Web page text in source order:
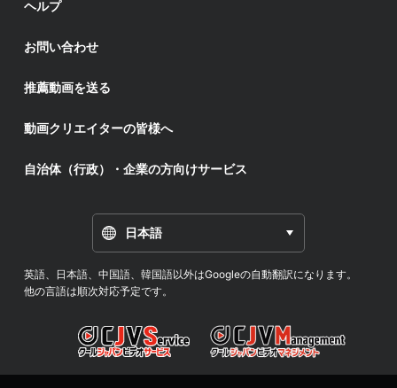
ヘルプ
お問い合わせ
推薦動画を送る
動画クリエイターの皆様へ
自治体（行政）・企業の方向けサービス
日本語
英語、日本語、中国語、韓国語以外はGoogleの自動翻訳になります。
他の言語は順次対応予定です。